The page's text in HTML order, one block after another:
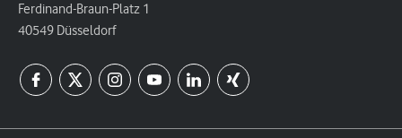
Ferdinand-Braun-Platz 1
40549 Düsseldorf